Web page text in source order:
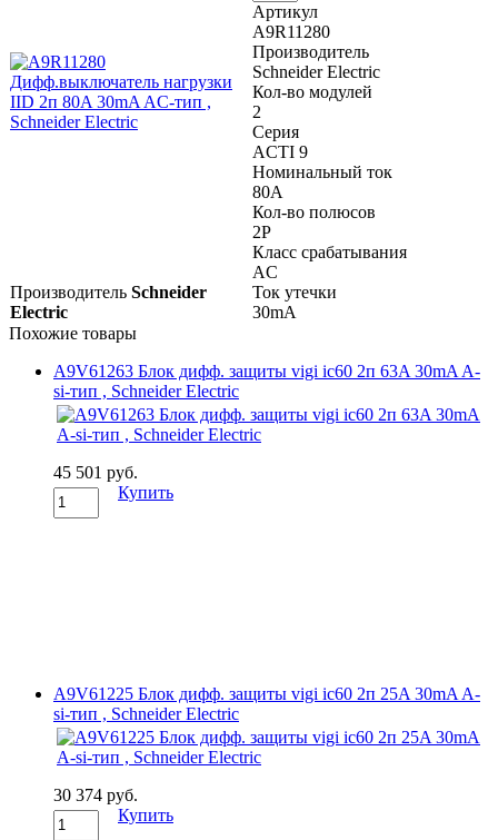
Артикул
A9R11280
Производитель
Schneider Electric
Кол-во модулей
2
Серия
ACTI 9
Номинальный ток
80A
Кол-во полюсов
2P
Класс срабатывания
AC
Ток утечки
30mA
Производитель Schneider
Electric
Похожие товары
A9V61263 Блок дифф. защиты vigi ic60 2п 63A 30mA A-
si-тип , Schneider Electric
45 501 руб.
Купить
A9V61225 Блок дифф. защиты vigi ic60 2п 25A 30mA A-
si-тип , Schneider Electric
30 374 руб.
Купить